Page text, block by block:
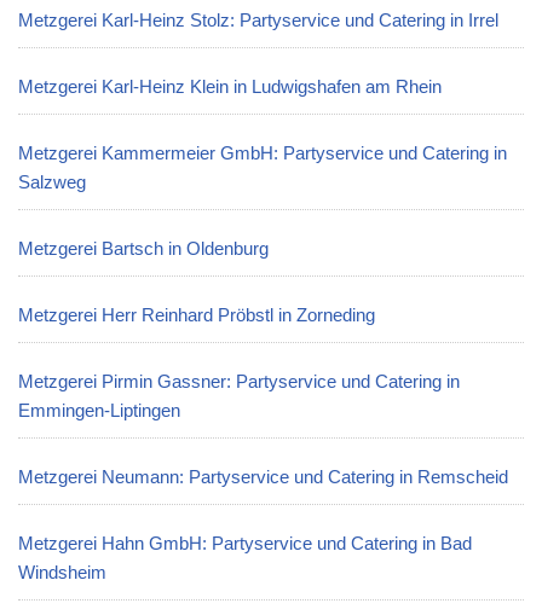
Metzgerei Karl-Heinz Stolz: Partyservice und Catering in Irrel
Metzgerei Karl-Heinz Klein in Ludwigshafen am Rhein
Metzgerei Kammermeier GmbH: Partyservice und Catering in
Salzweg
Metzgerei Bartsch in Oldenburg
Metzgerei Herr Reinhard Pröbstl in Zorneding
Metzgerei Pirmin Gassner: Partyservice und Catering in
Emmingen-Liptingen
Metzgerei Neumann: Partyservice und Catering in Remscheid
Metzgerei Hahn GmbH: Partyservice und Catering in Bad
Windsheim